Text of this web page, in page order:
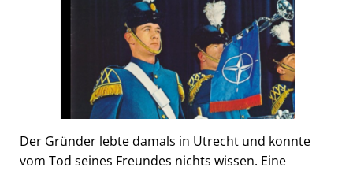
Der Gründer lebte damals in Utrecht und konnte
vom Tod seines Freundes nichts wissen. Eine